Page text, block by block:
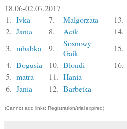
18.06-02.07.2017
1. Ivka 7. Małgorzata 13.
2. Jania 8. Acik 14.
3. mbabka 9.
Sosnowy
Gaik
15.
4. Bogusia 10. Blondi 16.
5. matra 11. Hania
6. Jania 12. Barbetka
(Cannot add links: Registration/trial expired)